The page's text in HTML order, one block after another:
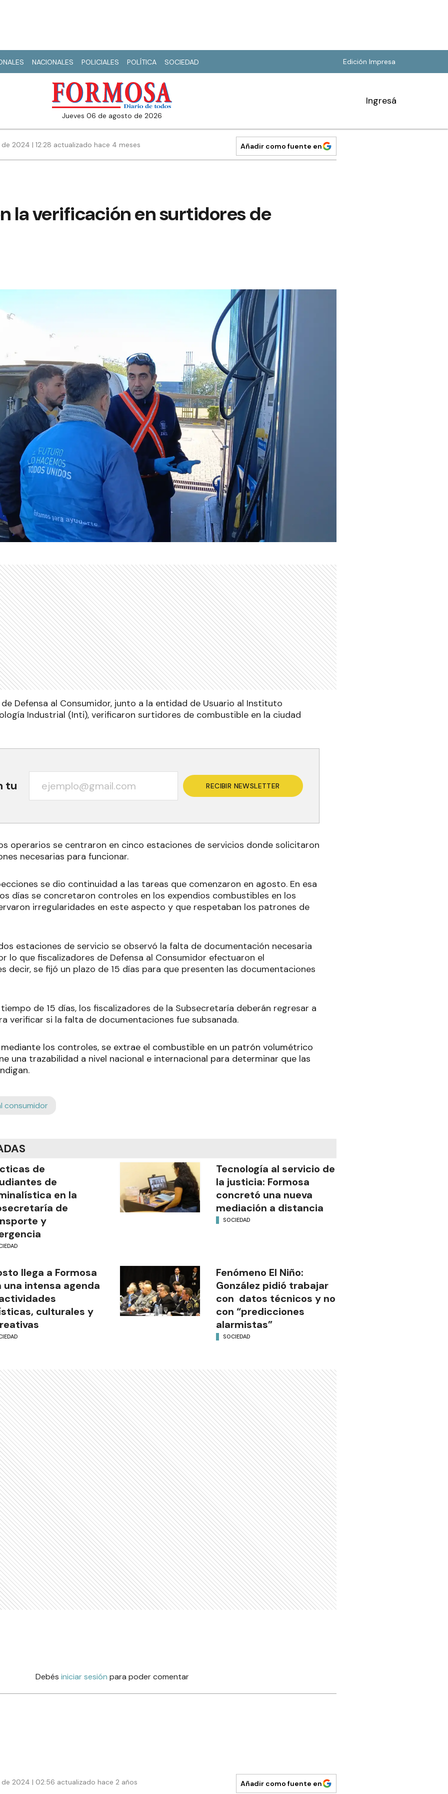
NACIONALES POLICIALES POLÍTICA SOCIEDAD Edición Impresa
jueves 06 de agosto de 2026
Ingresá
2024 | 12:28 actualizado hace 4 meses Añadir como fuente en
la verificación en surtidores de
Defensa al Consumidor, junto a la entidad de Usuario al Instituto
Industrial (Inti), verificaron surtidores de combustible en la ciudad
tu RECIBIR NEWSLETTER
operarios se centraron en cinco estaciones de servicios donde solicitaron
necesarias para funcionar.
se dio continuidad a las tareas que comenzaron en agosto. En esa
días se concretaron controles en los expendios combustibles en los
irregularidades en este aspecto y que respetaban los patrones de
estaciones de servicio se observó la falta de documentación necesaria
lo que fiscalizadores de Defensa al Consumidor efectuaron el
decir, se fijó un plazo de 15 días para que presenten las documentaciones
de 15 días, los fiscalizadores de la Subsecretaría deberán regresar a
verificar si la falta de documentaciones fue subsanada.
los controles, se extrae el combustible en un patrón volumétrico
una trazabilidad a nivel nacional e internacional para determinar que las
consumidor
de
de
en la
de
y
Tecnología al servicio de
la justicia: Formosa
concretó una nueva
mediación a distancia
SOCIEDAD
llega a Formosa
una intensa agenda
culturales y
Fenómeno El Niño:
González pidió trabajar
con datos técnicos y no
con “predicciones
alarmistas”
SOCIEDAD
Debés iniciar sesión para poder comentar
2024 | 02:56 actualizado hace 2 años Añadir como fuente en